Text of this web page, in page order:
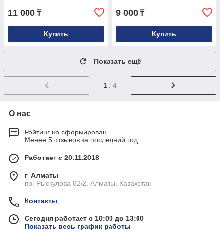
11 000 ₸
Купить
9 000 ₸
Купить
Показать ещё
1 / 4
О нас
Рейтинг не сформирован
Менее 5 отзывов за последний год
Работает с 20.11.2018
г. Алматы
пр. Рыскулова 82/2, Алматы, Казахстан
Контакты
Сегодня работает с 10:00 до 13:00
Показать весь график работы